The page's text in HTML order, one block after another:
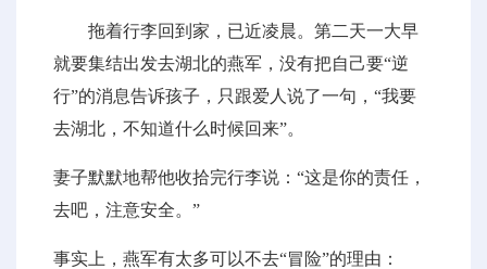
拖着行李回到家，已近凌晨。第二天一大早
就要集结出发去湖北的燕军，没有把自己要“逆
行”的消息告诉孩子，只跟爱人说了一句，“我要
去湖北，不知道什么时候回来”。
妻子默默地帮他收拾完行李说：“这是你的责任，
去吧，注意安全。”
事实上，燕军有太多可以不去“冒险”的理由：